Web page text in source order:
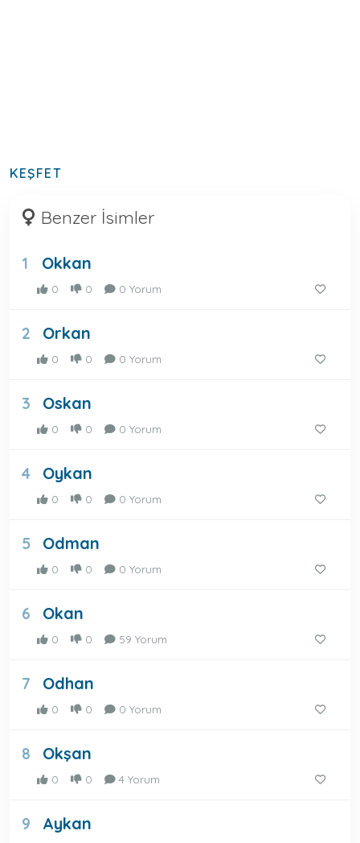
KEŞFET
Benzer İsimler
1 Okkan
0 0 0 Yorum
2 Orkan
0 0 0 Yorum
3 Oskan
0 0 0 Yorum
4 Oykan
0 0 0 Yorum
5 Odman
0 0 0 Yorum
6 Okan
0 0 59 Yorum
7 Odhan
0 0 0 Yorum
8 Okşan
0 0 4 Yorum
9 Aykan